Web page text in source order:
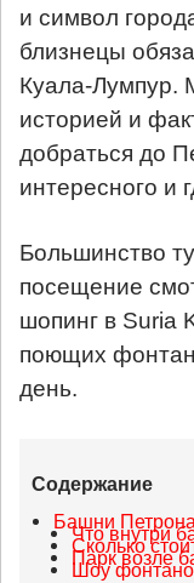
и символ
близнецы
Куала-Лумпур.
историей и
добраться до
интересного и
Большинство
посещение
шопинг в Suria
поющих
день.
Содержание
Башни
Что внутри
Сколько
Парк возле
Шоу